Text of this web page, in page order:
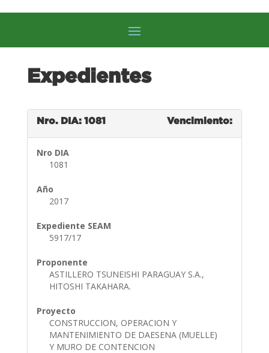
Expedientes
Nro. DIA: 1081 Vencimiento:
Nro DIA
1081
Año
2017
Expediente SEAM
5917/17
Proponente
ASTILLERO TSUNEISHI PARAGUAY S.A.,
HITOSHI TAKAHARA.
Proyecto
CONSTRUCCION, OPERACION Y
MANTENIMIENTO DE DAESENA (MUELLE)
Y MURO DE CONTENCION